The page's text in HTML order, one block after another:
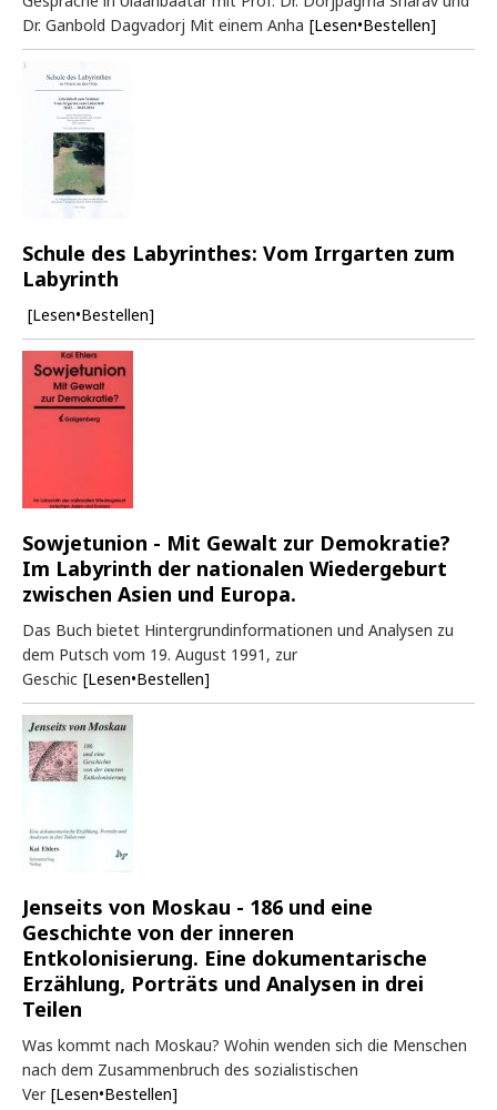
Dr. Ganbold Dagvadorj Mit einem Anha [Lesen•Bestellen]
Schule des Labyrinthes: Vom Irrgarten zum
Labyrinth
[Lesen•Bestellen]
Sowjetunion - Mit Gewalt zur Demokratie?
Im Labyrinth der nationalen Wiedergeburt
zwischen Asien und Europa.
Das Buch bietet Hintergrundinformationen und Analysen zu
dem Putsch vom 19. August 1991, zur
Geschic [Lesen•Bestellen]
Jenseits von Moskau - 186 und eine
Geschichte von der inneren
Entkolonisierung. Eine dokumentarische
Erzählung, Porträts und Analysen in drei
Teilen
Was kommt nach Moskau? Wohin wenden sich die Menschen
nach dem Zusammenbruch des sozialistischen
Ver [Lesen•Bestellen]